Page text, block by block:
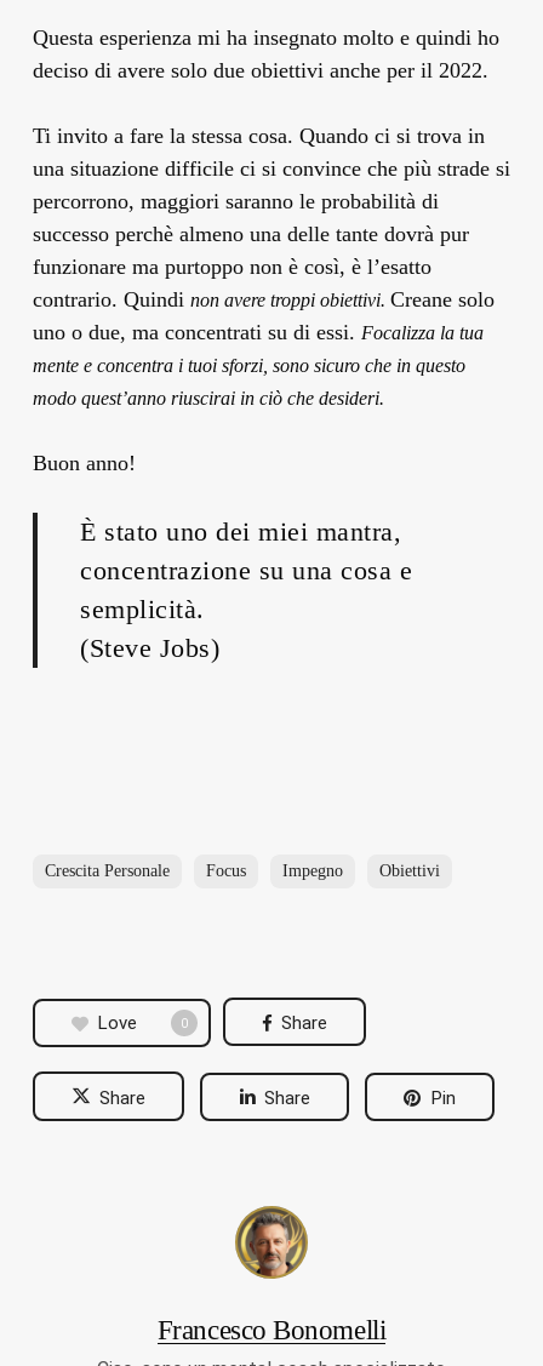
Questa esperienza mi ha insegnato molto e quindi ho
deciso di avere solo due obiettivi anche per il 2022.
Ti invito a fare la stessa cosa. Quando ci si trova in
una situazione difficile ci si convince che più strade si
percorrono, maggiori saranno le probabilità di
successo perchè almeno una delle tante dovrà pur
funzionare ma purtoppo non è così, è l’esatto
contrario. Quindi non avere troppi obiettivi. Creane solo
uno o due, ma concentrati su di essi. Focalizza la tua
mente e concentra i tuoi sforzi, sono sicuro che in questo
modo quest’anno riuscirai in ciò che desideri.
Buon anno!
È stato uno dei miei mantra,
concentrazione su una cosa e
semplicità.
(Steve Jobs)
Crescita Personale Focus Impegno Obiettivi
Love 0 Share
Share Share Pin
Francesco Bonomelli